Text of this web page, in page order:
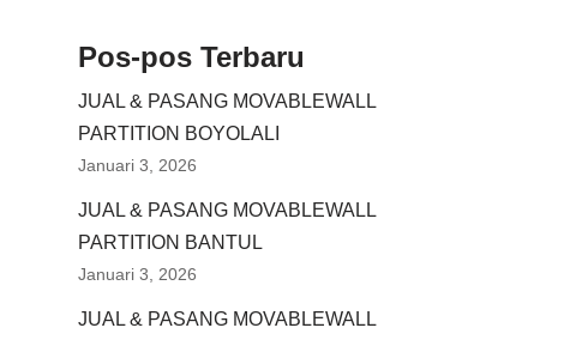
Pos-pos Terbaru
JUAL & PASANG MOVABLEWALL
PARTITION BOYOLALI
Januari 3, 2026
JUAL & PASANG MOVABLEWALL
PARTITION BANTUL
Januari 3, 2026
JUAL & PASANG MOVABLEWALL